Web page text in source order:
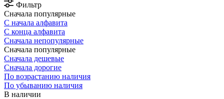
Фильтр
Сначала популярные
С начала алфавита
С конца алфавита
Сначала непопулярные
Сначала популярные
Сначала дешевые
Сначала дорогие
По возрастанию наличия
По убыванию наличия
В наличии